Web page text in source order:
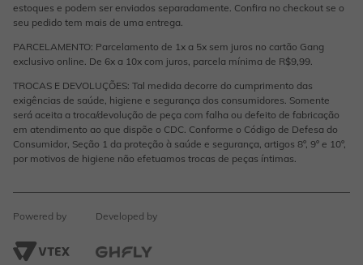
estoques e podem ser enviados separadamente. Confira no checkout se o
seu pedido tem mais de uma entrega.
PARCELAMENTO: Parcelamento de 1x a 5x sem juros no cartão Gang
exclusivo online. De 6x a 10x com juros, parcela mínima de R$9,99.
TROCAS E DEVOLUÇÕES: Tal medida decorre do cumprimento das
exigências de saúde, higiene e segurança dos consumidores. Somente
será aceita a troca/devolução de peça com falha ou defeito de fabricação
em atendimento ao que dispõe o CDC. Conforme o Código de Defesa do
Consumidor, Seção 1 da proteção à saúde e segurança, artigos 8º, 9º e 10º,
por motivos de higiene não efetuamos trocas de peças íntimas.
Powered by Developed by